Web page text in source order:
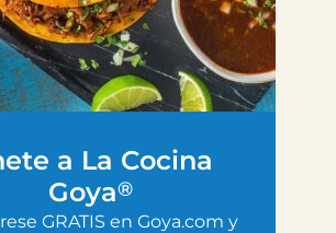
a La Cocina
Goya®
GRATIS en Goya.com y